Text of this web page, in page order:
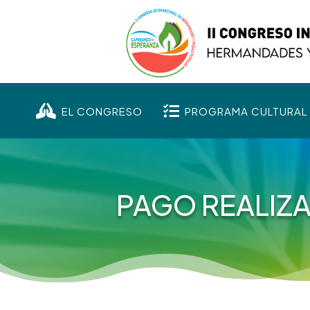
 EL CONGRESO  PROGRAMA CULTURAL
PAGO